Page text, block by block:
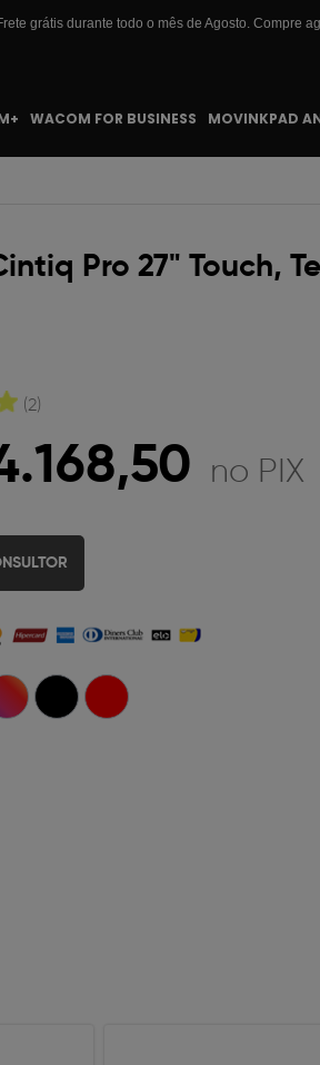
grátis durante todo o mês de Agosto. Compre
WACOM FOR BUSINESS MOVINKPAD
Pro 27" Touch,
(2)
no PIX